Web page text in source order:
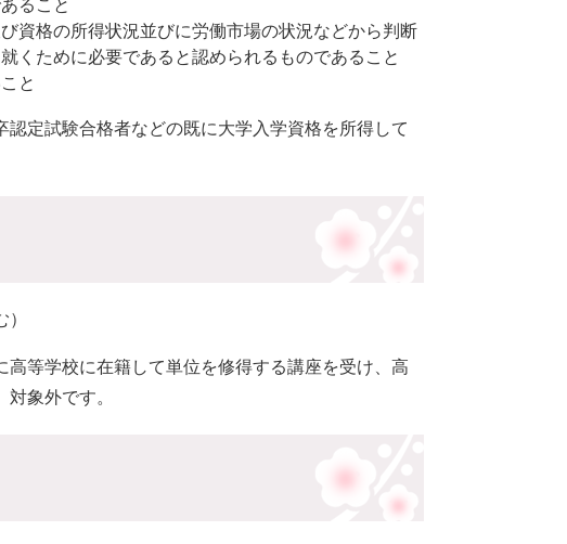
ること
資格の所得状況並びに労働市場の状況などから判断
くために必要であると認められるものであること
と
定試験合格者などの既に大学入学資格を所得して
等学校に在籍して単位を修得する講座を受け、高
象外です。